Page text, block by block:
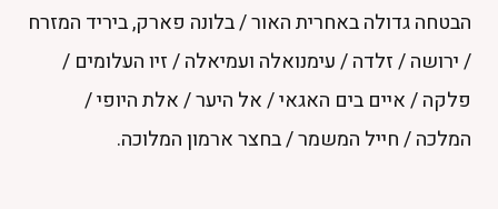
הבטחה גדולה באחרית האור/בלונה פארק, ביריד המזרח
/ירושה/זלדה/עימנואלה ועמיאלה/זיו העלומים /
פלקה/איים בים האגאי/אל היער/אלת היופי/
המלכה/חייל המשמר/בחצר ארמון המלוכה.